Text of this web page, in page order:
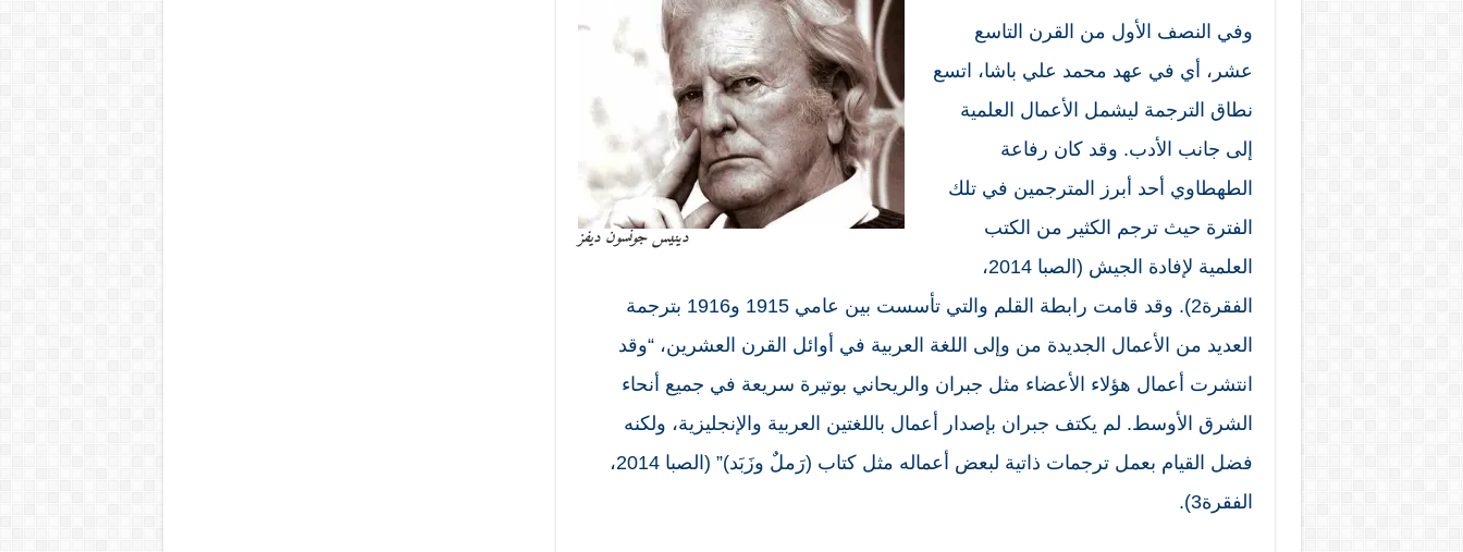
دينيس جونسون ديفز
وفي النصف الأول من القرن التاسع
عشر، أي في عهد محمد علي باشا، اتسع
نطاق الترجمة ليشمل الأعمال العلمية
إلى جانب الأدب. وقد كان رفاعة
الطهطاوي أحد أبرز المترجمين في تلك
الفترة حيث ترجم الكثير من الكتب
العلمية لإفادة الجيش (الصبا 2014،
الفقرة2). وقد قامت رابطة القلم والتي تأسست بين عامي 1915 و1916 بترجمة
العديد من الأعمال الجديدة من وإلى اللغة العربية في أوائل القرن العشرين، “وقد
انتشرت أعمال هؤلاء الأعضاء مثل جبران والريحاني بوتيرة سريعة في جميع أنحاء
الشرق الأوسط. لم يكتف جبران بإصدار أعمال باللغتين العربية والإنجليزية، ولكنه
فضل القيام بعمل ترجمات ذاتية لبعض أعماله مثل كتاب (رَملٌ وزَبَد)” (الصبا 2014،
الفقرة3).